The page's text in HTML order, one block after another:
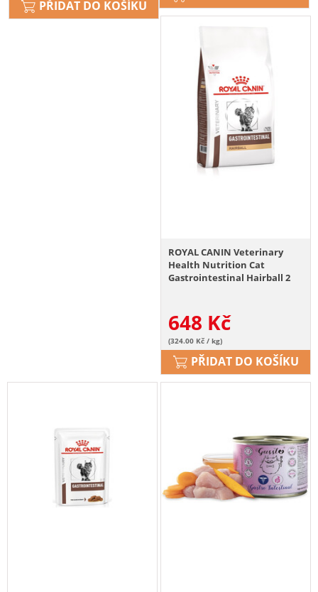
PŘIDAT DO KOŠÍKU
ROYAL CANIN Veterinary
Health Nutrition Cat
Gastrointestinal Hairball 2
648 Kč
(324.00 Kč / kg)
PŘIDAT DO KOŠÍKU